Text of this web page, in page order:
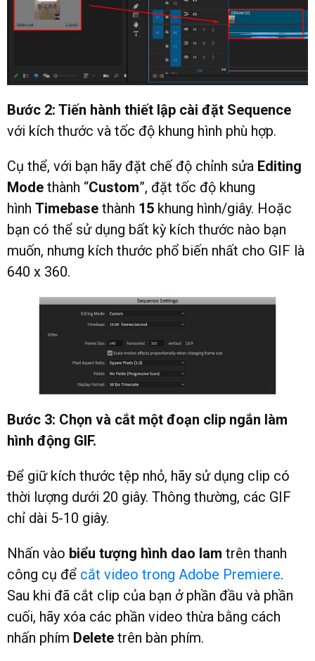
Bước 2: Tiến hành thiết lập cài đặt Sequence
với kích thước và tốc độ khung hình phù hợp.
Cụ thể, với bạn hãy đặt chế độ chỉnh sửa Editing
Mode thành “Custom”, đặt tốc độ khung
hình Timebase thành 15 khung hình/giây. Hoặc
bạn có thể sử dụng bất kỳ kích thước nào bạn
muốn, nhưng kích thước phổ biến nhất cho GIF là
640 x 360.
Bước 3: Chọn và cắt một đoạn clip ngắn làm
hình động GIF.
Để giữ kích thước tệp nhỏ, hãy sử dụng clip có
thời lượng dưới 20 giây. Thông thường, các GIF
chỉ dài 5-10 giây.
Nhấn vào biểu tượng hình dao lam trên thanh
công cụ để cắt video trong Adobe Premiere.
Sau khi đã cắt clip của bạn ở phần đầu và phần
cuối, hãy xóa các phần video thừa bằng cách
nhấn phím Delete trên bàn phím.